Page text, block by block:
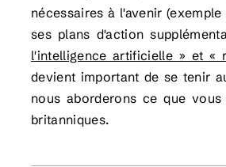
nécessaires à l'avenir
ses plans d'action
l'intelligence artificielle » et «
devient important de se tenir
nous aborderons ce que
britanniques.